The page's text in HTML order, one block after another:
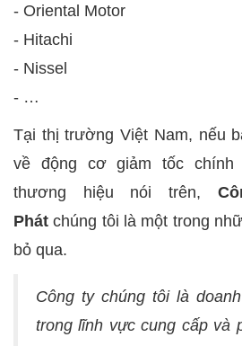
- Oriental Motor
- Hitachi
- Nissel
- …
Tại thị trường Việt Nam, nếu
về động cơ giảm tốc chính
thương hiệu nói trên,
Phát chúng tôi là một trong
bỏ qua.
Công ty chúng tôi là
trong lĩnh vực cung cấp và